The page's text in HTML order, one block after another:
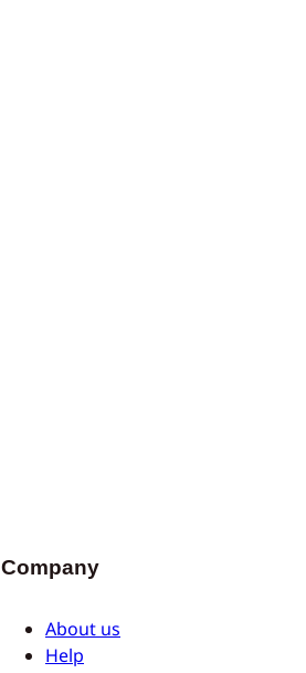
Company
About us
Help